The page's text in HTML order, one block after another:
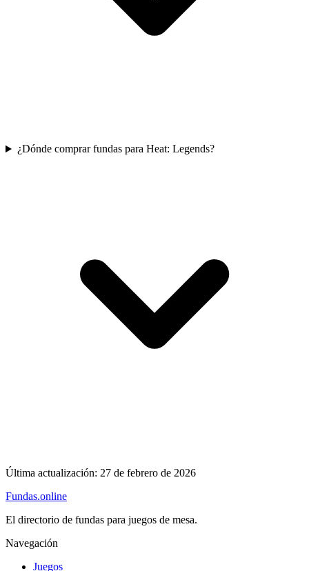
¿Dónde comprar fundas para Heat: Legends?
Última actualización: 27 de febrero de 2026
Fundas.online
El directorio de fundas para juegos de mesa.
Navegación
Juegos